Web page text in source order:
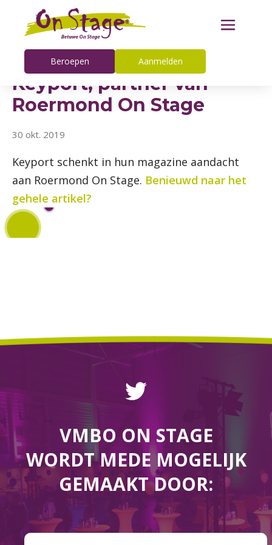
Beroepen Aanmelden
Keyport, partner van
Roermond On Stage
30 okt. 2019
Keyport schenkt in hun magazine aandacht
aan Roermond On Stage. Benieuwd naar het
gehele artikel?
VMBO ON STAGE
WORDT MEDE MOGELIJK
GEMAAKT DOOR: